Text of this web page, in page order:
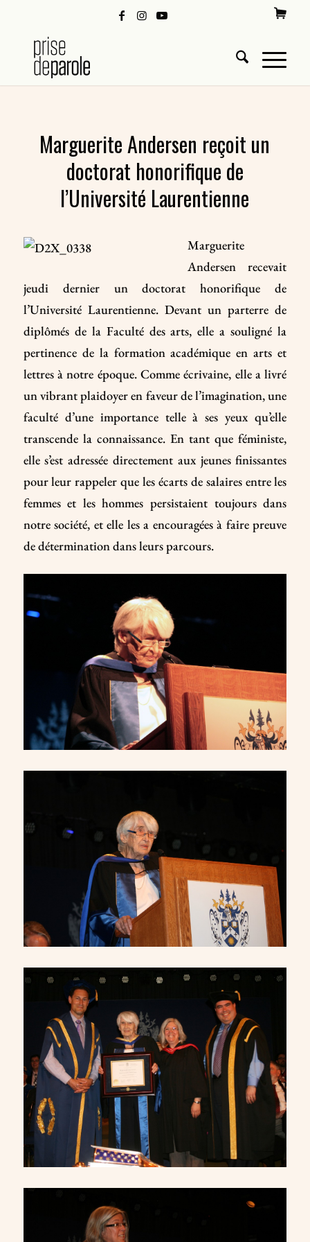
Marguerite Andersen reçoit un
doctorat honorifique de
l’Université Laurentienne
Marguerite
Andersen recevait
jeudi dernier un doctorat honorifique de
l’Université Laurentienne. Devant un parterre de
diplômés de la Faculté des arts, elle a souligné la
pertinence de la formation académique en arts et
lettres à notre époque. Comme écrivaine, elle a livré
un vibrant plaidoyer en faveur de l’imagination, une
faculté d’une importance telle à ses yeux qu’elle
transcende la connaissance. En tant que féministe,
elle s’est adressée directement aux jeunes finissantes
pour leur rappeler que les écarts de salaires entre les
femmes et les hommes persistaient toujours dans
notre société, et elle les a encouragées à faire preuve
de détermination dans leurs parcours.